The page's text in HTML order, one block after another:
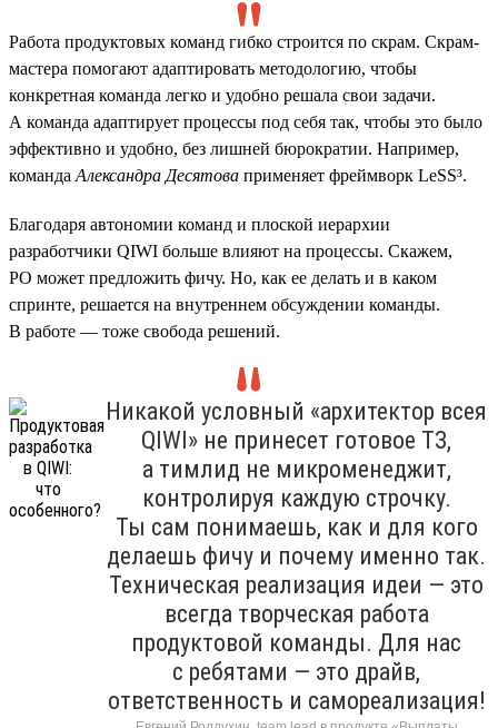
Работа продуктовых команд гибко строится по скрам. Скрам-
мастера помогают адаптировать методологию, чтобы
конкретная команда легко и удобно решала свои задачи.
А команда адаптирует процессы под себя так, чтобы это было
эффективно и удобно, без лишней бюрократии. Например,
команда Александра Десятова применяет фреймворк LeSS³.
Благодаря автономии команд и плоской иерархии
разработчики QIWI больше влияют на процессы. Скажем,
PO может предложить фичу. Но, как ее делать и в каком
спринте, решается на внутреннем обсуждении команды.
В работе — тоже свобода решений.
Никакой условный «архитектор всея
QIWI» не принесет готовое ТЗ,
а тимлид не микроменеджит,
контролируя каждую строчку.
Ты сам понимаешь, как и для кого
делаешь фичу и почему именно так.
Техническая реализация идеи — это
всегда творческая работа
продуктовой команды. Для нас
с ребятами — это драйв,
ответственность и самореализация!